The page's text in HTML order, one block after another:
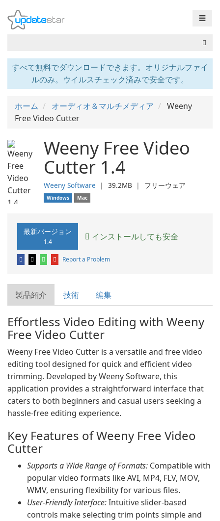
☰
すべて無料でダウンロードできます。オリジナルファイ
ルのみ。ウイルスチェック済みで安全です。
ホーム オーディオ＆マルチメディア
Weeny
Free Video Cutter
Weeny Free Video
Cutter 1.4
Weeny Software ❘ 39.2MB ❘ フリーウェア
Windows Mac
最新バージョン
1.4 インストールしても安全
Report a Problem
製品紹介 技術 編集
Effortless Video Editing with Weeny
Free Video Cutter
Weeny Free Video Cutter is a versatile and free video
editing tool designed for quick and efficient video
trimming. Developed by Weeny Software, this
application provides a straightforward interface that
caters to both beginners and casual users seeking a
hassle-free editing experience.
Key Features of Weeny Free Video
Cutter
Supports a Wide Range of Formats: Compatible with
popular video formats like AVI, MP4, FLV, MOV,
WMV, ensuring flexibility for various files.
User-Friendly Interface:Intuitive slider-based
controls make selecting trim points simple and